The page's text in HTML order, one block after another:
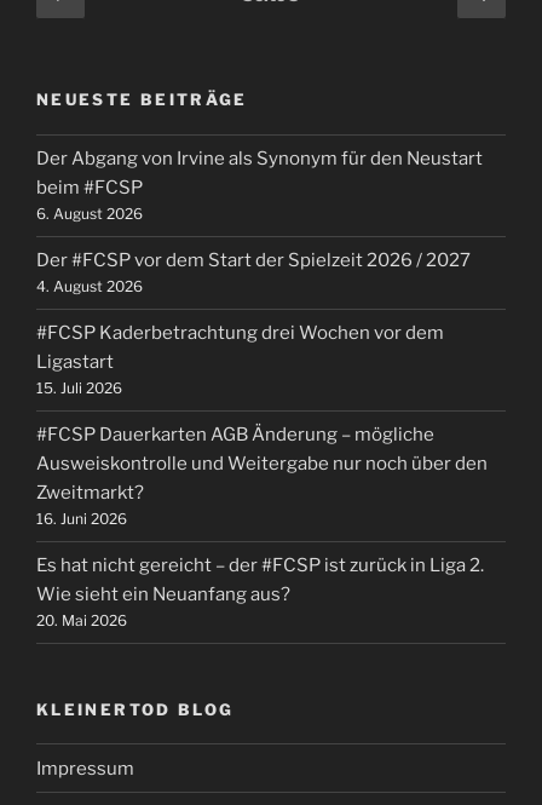
derSeite
NEUESTE BEITRÄGE
Der Abgang von Irvine als Synonym für den Neustart
beim #FCSP
6. August 2026
Der #FCSP vor dem Start der Spielzeit 2026 / 2027
4. August 2026
#FCSP Kaderbetrachtung drei Wochen vor dem
Ligastart
15. Juli 2026
#FCSP Dauerkarten AGB Änderung – mögliche
Ausweiskontrolle und Weitergabe nur noch über den
Zweitmarkt?
16. Juni 2026
Es hat nicht gereicht – der #FCSP ist zurück in Liga 2.
Wie sieht ein Neuanfang aus?
20. Mai 2026
KLEINERTOD BLOG
Impressum